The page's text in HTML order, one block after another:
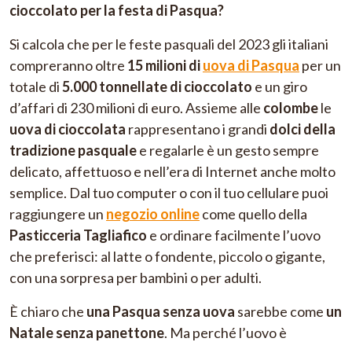
cioccolato per la festa di Pasqua?
Si calcola che per le feste pasquali del 2023 gli italiani
compreranno oltre 15 milioni diuova di Pasqua per un
totale di5.000 tonnellate di cioccolato e un giro
d’affari di 230 milioni di euro. Assieme alle colombele
uova di cioccolata rappresentano i grandi dolci della
tradizione pasqualee regalarle è un gesto sempre
delicato, affettuoso e nell’era di Internet anche molto
semplice. Dal tuo computer o con il tuo cellulare puoi
raggiungere un negozio onlinecome quello della
Pasticceria Tagliafico e ordinare facilmente l’uovo
che preferisci: al latte o fondente, piccolo o gigante,
con una sorpresa per bambini o per adulti.
È chiaro che una Pasqua senza uova sarebbe come un
Natale senza panettone. Ma perché l’uovo è